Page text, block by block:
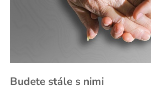
Budete stále s nimi